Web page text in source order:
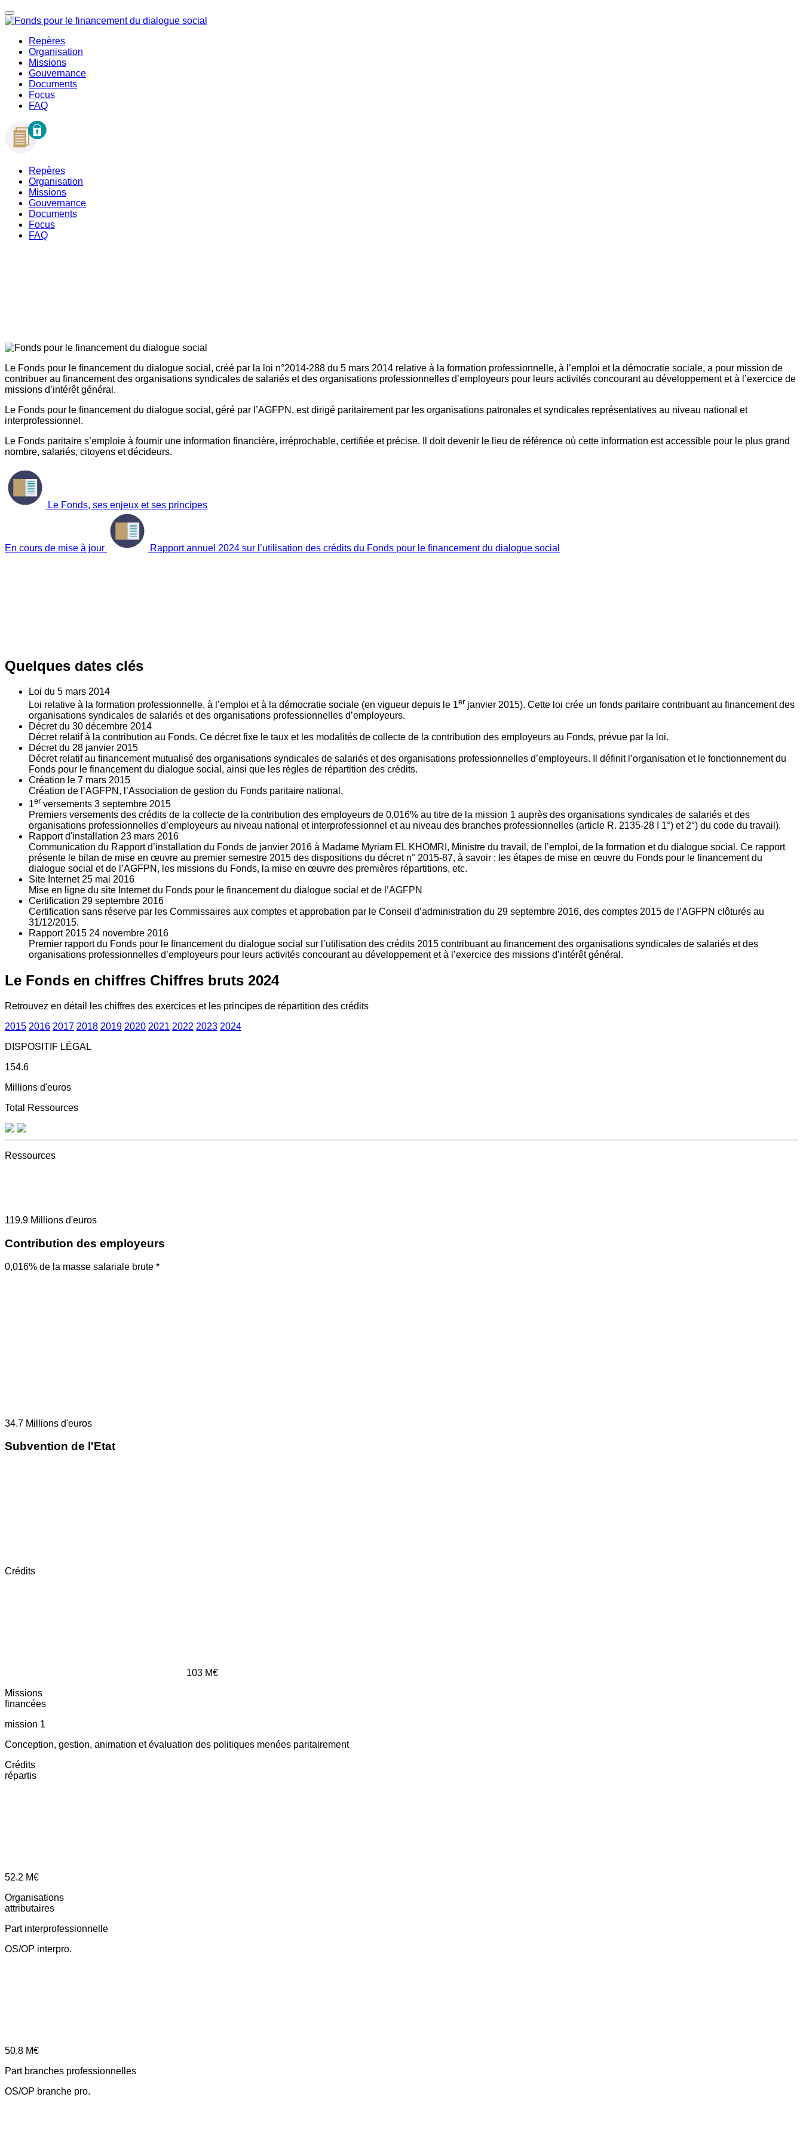
Repères
Organisation
Missions
Gouvernance
Documents
Focus
FAQ
Repères
Organisation
Missions
Gouvernance
Documents
Focus
FAQ
Le Fonds pour le financement du dialogue social, créé par la loi n°2014-288 du 5 mars 2014 relative à la formation professionnelle, à l’emploi et la démocratie sociale, a pour mission de
contribuer au financement des organisations syndicales de salariés et des organisations professionnelles d’employeurs pour leurs activités concourant au développement et à l’exercice de
missions d’intérêt général.
Le Fonds pour le financement du dialogue social, géré par l’AGFPN, est dirigé paritairement par les organisations patronales et syndicales représentatives au niveau national et
interprofessionnel.
Le Fonds paritaire s’emploie à fournir une information financière, irréprochable, certifiée et précise. Il doit devenir le lieu de référence où cette information est accessible pour le plus grand
nombre, salariés, citoyens et décideurs.
Le Fonds, ses enjeux et ses principes
En cours de mise à jour Rapport annuel 2024 sur l’utilisation des crédits du Fonds pour le financement du dialogue social
Quelques dates clés
Loi du 5 mars 2014
Loi relative à la formation professionnelle, à l’emploi et à la démocratie sociale (en vigueur depuis le 1er janvier 2015). Cette loi crée un fonds paritaire contribuant au financement des
organisations syndicales de salariés et des organisations professionnelles d’employeurs.
Décret du 30 décembre 2014
Décret relatif à la contribution au Fonds. Ce décret fixe le taux et les modalités de collecte de la contribution des employeurs au Fonds, prévue par la loi.
Décret du 28 janvier 2015
Décret relatif au financement mutualisé des organisations syndicales de salariés et des organisations professionnelles d’employeurs. Il définit l’organisation et le fonctionnement du
Fonds pour le financement du dialogue social, ainsi que les règles de répartition des crédits.
Création le 7 mars 2015
Création de l’AGFPN, l’Association de gestion du Fonds paritaire national.
1er versements 3 septembre 2015
Premiers versements des crédits de la collecte de la contribution des employeurs de 0,016% au titre de la mission 1 auprès des organisations syndicales de salariés et des
organisations professionnelles d’employeurs au niveau national et interprofessionnel et au niveau des branches professionnelles (article R. 2135‐28 I 1°) et 2°) du code du travail).
Rapport d'installation 23 mars 2016
Communication du Rapport d’installation du Fonds de janvier 2016 à Madame Myriam EL KHOMRI, Ministre du travail, de l’emploi, de la formation et du dialogue social. Ce rapport
présente le bilan de mise en œuvre au premier semestre 2015 des dispositions du décret n° 2015-87, à savoir : les étapes de mise en œuvre du Fonds pour le financement du
dialogue social et de l’AGFPN, les missions du Fonds, la mise en œuvre des premières répartitions, etc.
Site Internet 25 mai 2016
Mise en ligne du site Internet du Fonds pour le financement du dialogue social et de l’AGFPN
Certification 29 septembre 2016
Certification sans réserve par les Commissaires aux comptes et approbation par le Conseil d’administration du 29 septembre 2016, des comptes 2015 de l’AGFPN clôturés au
31/12/2015.
Rapport 2015 24 novembre 2016
Premier rapport du Fonds pour le financement du dialogue social sur l’utilisation des crédits 2015 contribuant au financement des organisations syndicales de salariés et des
organisations professionnelles d’employeurs pour leurs activités concourant au développement et à l’exercice des missions d’intérêt général.
Le Fonds en chiffres Chiffres bruts 2024
Retrouvez en détail les chiffres des exercices et les principes de répartition des crédits
2015 2016 2017 2018 2019 2020 2021 2022 2023 2024
DISPOSITIF LÉGAL
154.6
Millions d'euros
Total Ressources
Ressources
119.9 Millions d'euros
Contribution des employeurs
0,016% de la masse salariale brute *
34.7 Millions d'euros
Subvention de l'Etat
Crédits
103 M€
Missions
financées
mission 1
Conception, gestion, animation et évaluation des politiques menées paritairement
Crédits
répartis
52.2 M€
Organisations
attributaires
Part interprofessionnelle
OS/OP interpro.
50.8 M€
Part branches professionnelles
OS/OP branche pro.